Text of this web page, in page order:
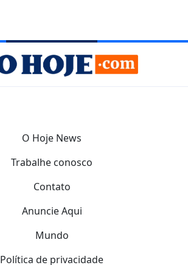
O Hoje News
Trabalhe conosco
Contato
Anuncie Aqui
Mundo
Política de privacidade